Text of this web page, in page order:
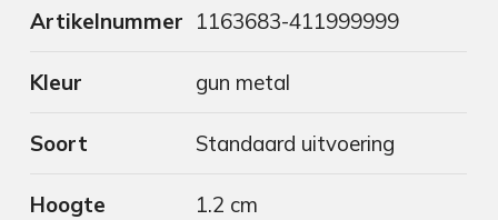
Artikelnummer 1163683-411999999
Kleur gun metal
Soort Standaard uitvoering
Hoogte 1.2 cm